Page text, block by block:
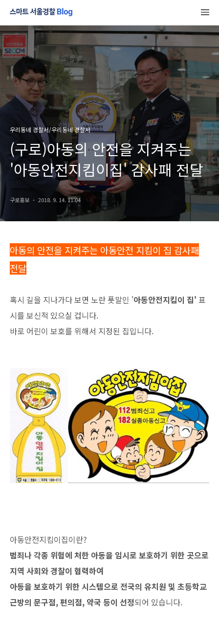
우리동네 경찰서/우리동네 경찰서
(구로)아동의 안전을 지켜주는
'아동안전지킴이집' 감사패 전달
구로홍보 2018. 9. 14. 11:04
아동의 안전을 지켜주는 아동안전 지킴이 집 감사패
전달
혹시 길을 지나가다 보면 노란 푯말인 '아동안전지킴이 집' 표
시를 보신적 있으실 겁니다.
바로 어린이 보호를 위해서 지정된 집입니다.
아동안전지킴이집이란?
범죄나 각종 위험에 처한 아동을 임시로 보호하기 위한 곳으로
지역 사회와 경찰이 협력하여
아동을 보호하기 위한 시스템으로 전국의 유치원 및 초등학교
근방의 문구점, 편의점, 약국 등이 선정되어 있습니다.